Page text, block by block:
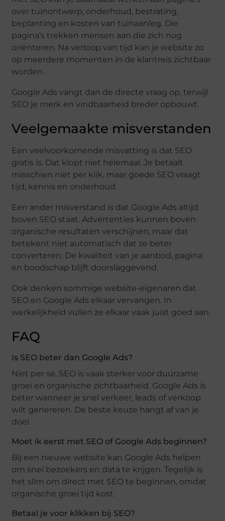
over tuinontwerp, onderhoud, bestrating,
beplanting en kosten van tuinaanleg. Die
pagina’s trekken mensen aan die zich nog
oriënteren. Na verloop van tijd kan je website zo
op meerdere momenten in de klantreis zichtbaar
worden.
Google Ads vangt dan de directe vraag op, terwijl
SEO je merk en vindbaarheid breder opbouwt.
Veelgemaakte misverstanden
Een veelvoorkomende misvatting is dat SEO
gratis is. Dat klopt niet helemaal. Je betaalt
misschien niet per klik, maar goede SEO vraagt
tijd, kennis en onderhoud.
Een ander misverstand is dat Google Ads altijd
boven SEO staat. Advertenties kunnen boven
organische resultaten verschijnen, maar dat
betekent niet automatisch dat ze beter
converteren. De kwaliteit van je aanbod, pagina
en boodschap blijft doorslaggevend.
Ook denken sommige website-eigenaren dat
SEO en Google Ads elkaar vervangen. In
werkelijkheid vullen ze elkaar vaak juist goed aan.
FAQ
Is SEO beter dan Google Ads?
Niet per se. SEO is vaak sterker voor duurzame
groei en organische zichtbaarheid. Google Ads is
beter wanneer je snel verkeer, leads of verkoop
wilt genereren. De beste keuze hangt af van je
doel.
Moet ik eerst met SEO of Google Ads beginnen?
Bij een nieuwe website kan Google Ads helpen
om snel bezoekers en data te krijgen. Tegelijk is
het slim om direct met SEO te beginnen, omdat
organische groei tijd kost.
Betaal je voor klikken bij SEO?